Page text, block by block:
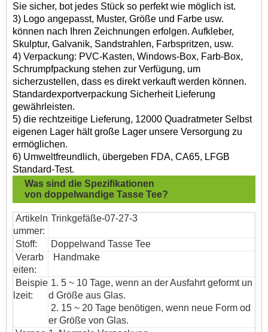
Sie sicher, bot jedes Stück so perfekt wie möglich ist.
3) Logo angepasst, Muster, Größe und Farbe usw.
können nach Ihren Zeichnungen erfolgen. Aufkleber,
Skulptur, Galvanik, Sandstrahlen, Farbspritzen, usw.
4) Verpackung: PVC-Kasten, Windows-Box, Farb-Box,
Schrumpfpackung stehen zur Verfügung, um
sicherzustellen, dass es direkt verkauft werden können.
Standardexportverpackung Sicherheit Lieferung
gewährleisten.
5) die rechtzeitige Lieferung, 12000 Quadratmeter Selbst
eigenen Lager hält große Lager unsere Versorgung zu
ermöglichen.
6) Umweltfreundlich, übergeben FDA, CA65, LFGB
Standard-Test.
Was sind die Spezifikationen
von doppelwandige Tasse Tee?
Artikeln
ummer:
Trinkgefäße-07-27-3
Stoff:
Doppelwand Tasse Tee
Verarb
eiten:
Handmake
Beispie
lzeit:
1. 5 ~ 10 Tage, wenn an der Ausfahrt geformt un
d Größe aus Glas.
2. 15 ~ 20 Tage benötigen, wenn neue Form od
er Größe von Glas.